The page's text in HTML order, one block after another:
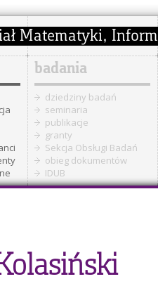
badania
dziedziny badań
seminaria
publikacje
granty
Sekcja Obsługi Badań
obieg dokumentów
IDUB